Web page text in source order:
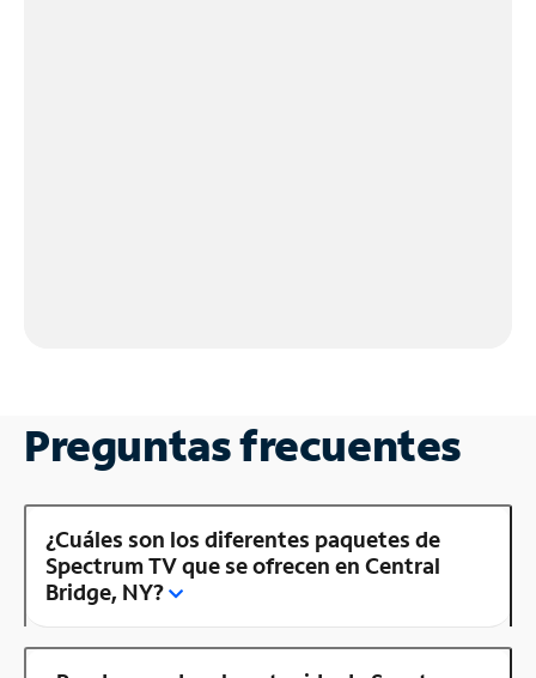
Preguntas frecuentes
¿Cuáles son los diferentes paquetes de
Spectrum TV que se ofrecen en Central
Bridge, NY?